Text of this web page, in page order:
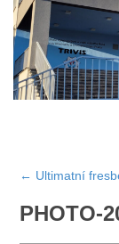
← Ultimatní
PHOTO-